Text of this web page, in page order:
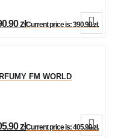
złCurrent price is: 390.90 zł.

FM WORLD
złCurrent price is: 405.90 zł.
